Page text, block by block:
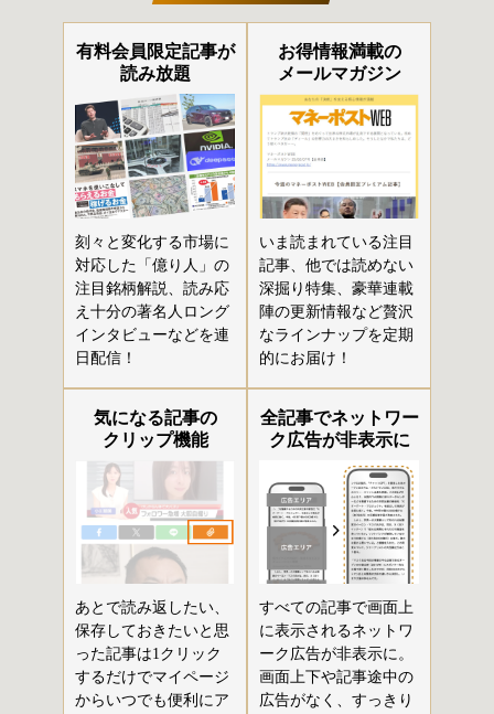
有料会員限定記事が
読み放題
刻々と変化する市場に
対応した「億り人」の
注目銘柄解説、読み応
え十分の著名人ロング
インタビューなどを連
日配信！
お得情報満載の
メールマガジン
いま読まれている注目
記事、他では読めない
深掘り特集、豪華連載
陣の更新情報など贅沢
なラインナップを定期
的にお届け！
気になる記事の
クリップ機能
あとで読み返したい、
保存しておきたいと思
った記事は1クリック
するだけでマイページ
からいつでも便利にア
全記事でネットワー
ク広告が非表示に
すべての記事で画面上
に表示されるネットワ
ーク広告が非表示に。
画面上下や記事途中の
広告がなく、すっきり